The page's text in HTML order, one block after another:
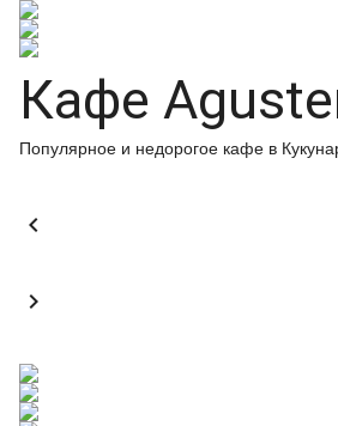
Кафе
Популярное и недорогое кафе в

